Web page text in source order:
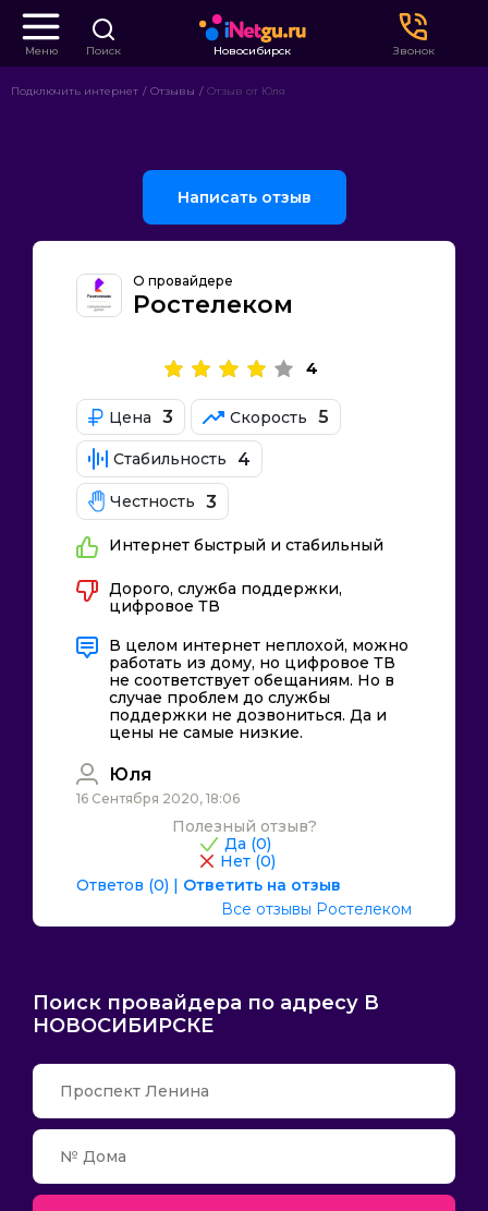
Меню Поиск Новосибирск Звонок
Подключить интернет Отзывы Отзыв от Юля
Написать отзыв
Все отзывы Ростелеком
О провайдере
Ростелеком
4
Цена 3 Скорость 5
Стабильность 4
Честность 3
Интернет быстрый и стабильный
Дорого, служба поддержки,
цифровое ТВ
В целом интернет неплохой, можно
работать из дому, но цифровое ТВ
не соответствует обещаниям. Но в
случае проблем до службы
поддержки не дозвониться. Да и
цены не самые низкие.
Юля
16 Сентября 2020, 18:06
Полезный отзыв?
Да (0)
Нет (0)
Ответов (0)
Ответить на отзыв
Поиск провайдера по адресу В
НОВОСИБИРСКЕ